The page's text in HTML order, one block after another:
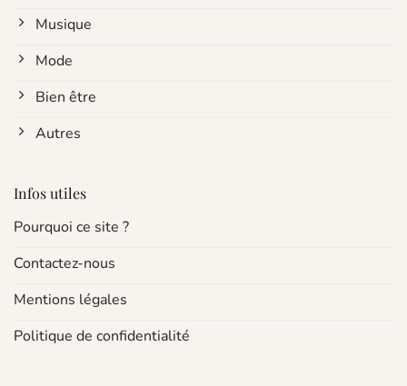
Musique
Mode
Bien être
Autres
Infos utiles
Pourquoi ce site ?
Contactez-nous
Mentions légales
Politique de confidentialité